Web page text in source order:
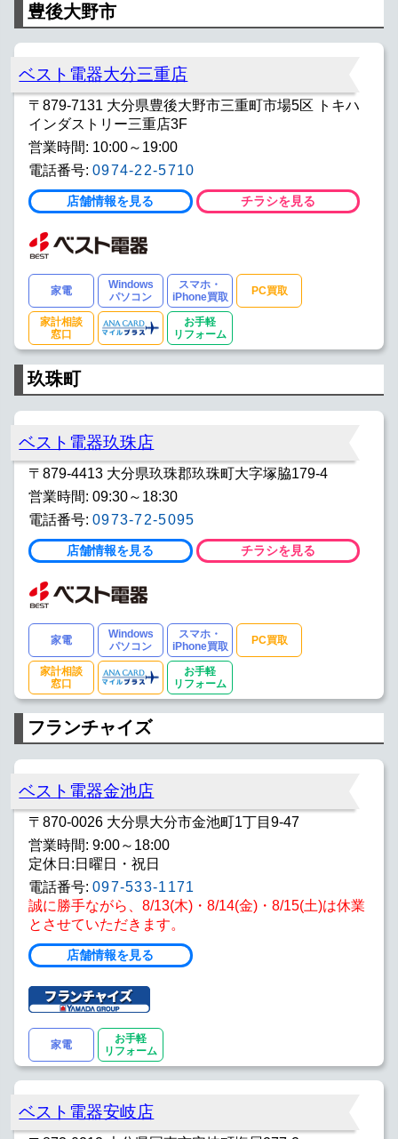
豊後大野市
ベスト電器大分三重店
〒879-7131 大分県豊後大野市三重町市場5区 トキハ
インダストリー三重店3F
営業時間: 10:00～19:00
電話番号: 0974-22-5710
店舗情報を見る チラシを見る
家電
Windows
パソコン
スマホ・
iPhone買取
PC買取
家計相談
窓口
お手軽
リフォーム
玖珠町
ベスト電器玖珠店
〒879-4413 大分県玖珠郡玖珠町大字塚脇179-4
営業時間: 09:30～18:30
電話番号: 0973-72-5095
店舗情報を見る チラシを見る
家電
Windows
パソコン
スマホ・
iPhone買取
PC買取
家計相談
窓口
お手軽
リフォーム
フランチャイズ
ベスト電器金池店
〒870-0026 大分県大分市金池町1丁目9-47
営業時間: 9:00～18:00
定休日:日曜日・祝日
電話番号: 097-533-1171
誠に勝手ながら、8/13(木)・8/14(金)・8/15(土)は休業
とさせていただきます。
店舗情報を見る
家電
お手軽
リフォーム
ベスト電器安岐店